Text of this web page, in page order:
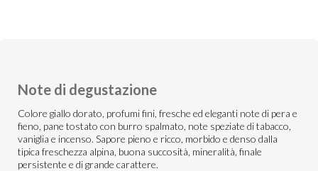
Note di degustazione
Colore giallo dorato, profumi fini, fresche ed eleganti note di pera e
fieno, pane tostato con burro spalmato, note speziate di tabacco,
vaniglia e incenso. Sapore pieno e ricco, morbido e denso dalla
tipica freschezza alpina, buona succosità, mineralità, finale
persistente e di grande carattere.